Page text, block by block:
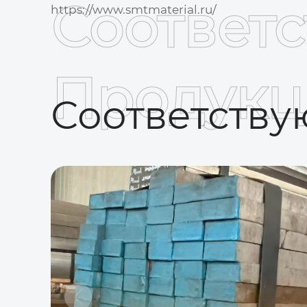
https://www.smtmaterial.ru/